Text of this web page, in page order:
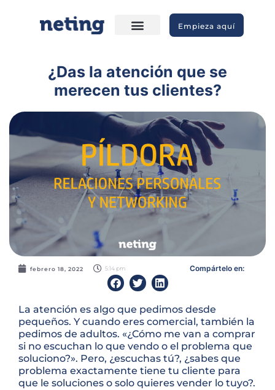
Empieza aquí
¿Das la atención que se
merecen tus clientes?
febrero 18, 2022 5:14 pm Compártelo en:
La atención es algo que pedimos desde
pequeños. Y cuando eres comercial, también la
pedimos de adultos. «¿Cómo me van a comprar
si no escuchan lo que vendo o el problema que
soluciono?». Pero, ¿escuchas tú?, ¿sabes que
problema exactamente tiene tu cliente para
que le soluciones o solo quieres vender lo tuyo?.